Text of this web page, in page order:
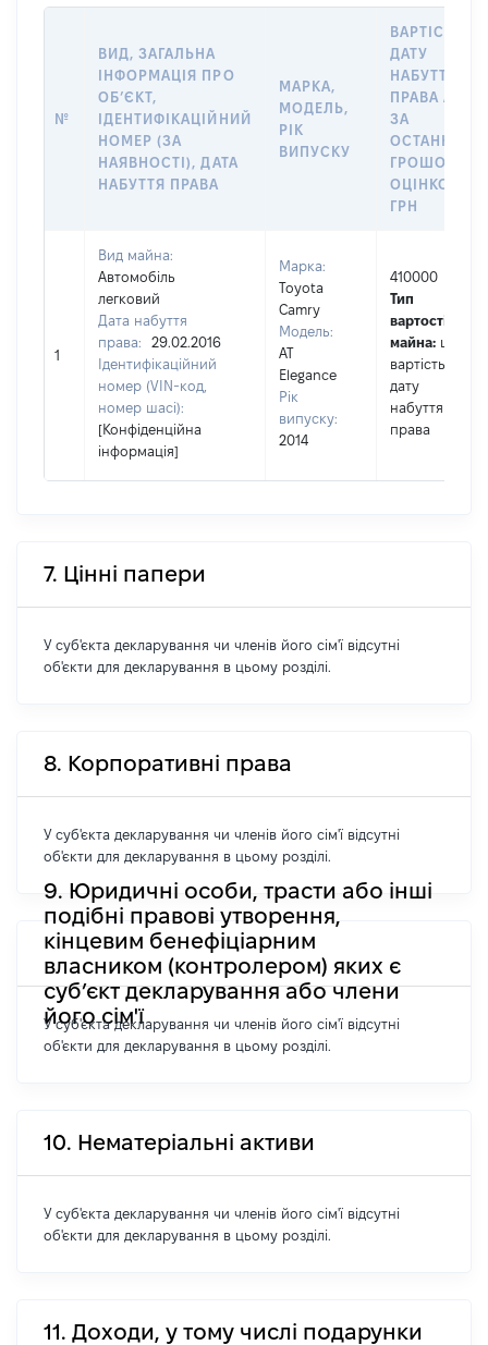
№
ВИД, ЗАГАЛЬНА
ІНФОРМАЦІЯ ПРО
ОБʼЄКТ,
ІДЕНТИФІКАЦІЙНИЙ
НОМЕР (ЗА
НАЯВНОСТІ), ДАТА
НАБУТТЯ ПРАВА
МАРКА,
МОДЕЛЬ,
РІК
ВИПУСКУ
ВАРТІСТЬ НА
ДАТУ
НАБУТТЯ
ПРАВА АБО
ЗА
ГРОШОВОЮ
ОЦІНКОЮ,
ГРН
1
Вид майна:
Автомобіль
легковий
Дата набуття
права:
29.02.2016
Ідентифікаційний
номер (VIN-код,
номер шасі):
[Конфіденційна
інформація]
Марка:
Toyota
Camry
Модель:
AT
Elegance
Рік
випуску:
2014
410000
Тип
вартості
майна: це
вартість на
дату
набуття
права
7. Цінні папери
У суб'єкта декларування чи членів його сім'ї відсутні
об'єкти для декларування в цьому розділі.
8. Корпоративні права
У суб'єкта декларування чи членів його сім'ї відсутні
об'єкти для декларування в цьому розділі.
9. Юридичні особи, трасти або інші
подібні правові утворення,
кінцевим бенефіціарним
власником (контролером) яких є
суб’єкт декларування або члени
його сім'ї
У суб'єкта декларування чи членів його сім'ї відсутні
об'єкти для декларування в цьому розділі.
10. Нематеріальні активи
У суб'єкта декларування чи членів його сім'ї відсутні
об'єкти для декларування в цьому розділі.
11. Доходи, у тому числі подарунки